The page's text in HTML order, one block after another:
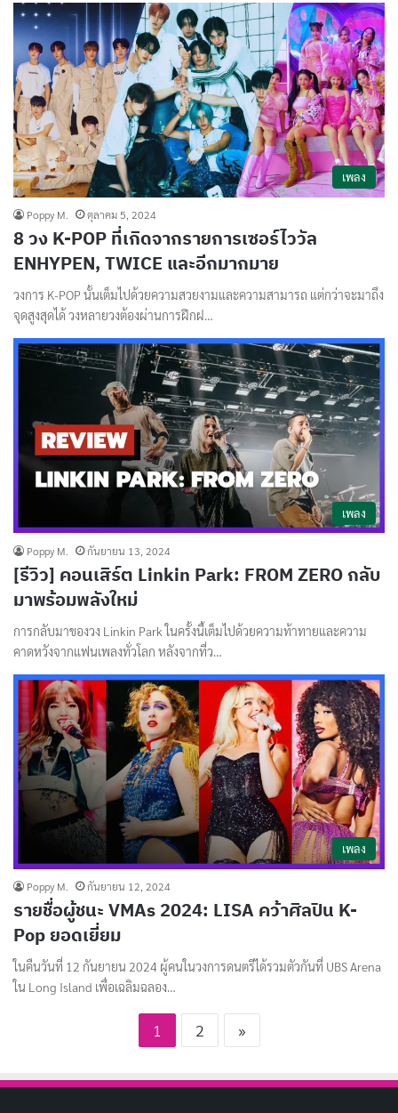
เพลง
Poppy M. ตุลาคม 5, 2024
8 วง K-POP ที่เกิดจากรายการเซอร์ไววัล
ENHYPEN, TWICE และอีกมากมาย
วงการ K-POP นั้นเต็มไปด้วยความสวยงามและความสามารถ แต่กว่าจะมาถึง
จุดสูงสุดได้ วงหลายวงต้องผ่านการฝึกฝ…
เพลง
Poppy M. กันยายน 13, 2024
[รีวิว] คอนเสิร์ต Linkin Park: FROM ZERO กลับ
มาพร้อมพลังใหม่
การกลับมาของวง Linkin Park ในครั้งนี้เต็มไปด้วยความท้าทายและความ
คาดหวังจากแฟนเพลงทั่วโลก หลังจากที่ว…
เพลง
Poppy M. กันยายน 12, 2024
รายชื่อผู้ชนะ VMAs 2024: LISA คว้าศิลปิน K-
Pop ยอดเยี่ยม
ในคืนวันที่ 12 กันยายน 2024 ผู้คนในวงการดนตรีได้รวมตัวกันที่ UBS Arena
ใน Long Island เพื่อเฉลิมฉลอง…
1 2 »